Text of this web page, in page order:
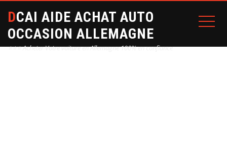
DCAI AIDE ACHAT AUTO
OCCASION ALLEMAGNE
⭐⭐⭐ Acheter Votre voiture en Allemagne 100% en confiance